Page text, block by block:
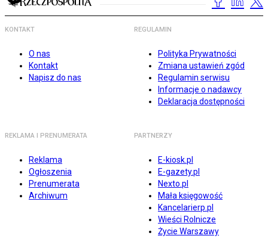
KONTAKT
O nas
Kontakt
Napisz do nas
REGULAMIN
Polityka Prywatności
Zmiana ustawień zgód
Regulamin serwisu
Informacje o nadawcy
Deklaracja dostępności
REKLAMA I PRENUMERATA
Reklama
Ogłoszenia
Prenumerata
Archiwum
PARTNERZY
E-kiosk.pl
E-gazety.pl
Nexto.pl
Mała księgowość
Kancelarierp.pl
Wieści Rolnicze
Życie Warszawy